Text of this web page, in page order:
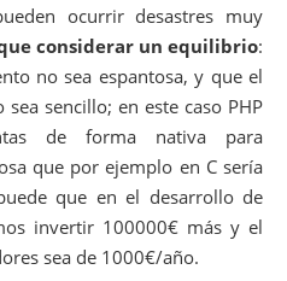
ocurrir desastres muy
considerar un equilibrio:
no sea espantosa, y que el
sencillo; en este caso PHP
de forma nativa para
que por ejemplo en C sería
que en el desarrollo de
invertir 100000€ más y el
sea de 1000€/año.